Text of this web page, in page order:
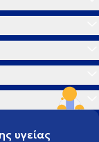
υγείας